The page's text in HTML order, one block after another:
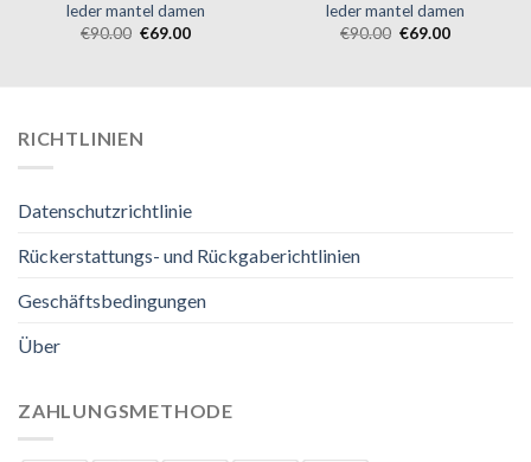
leder mantel damen
€90.00 €69.00
leder mantel damen
€90.00 €69.00
RICHTLINIEN
Datenschutzrichtlinie
Rückerstattungs- und Rückgaberichtlinien
Geschäftsbedingungen
Über
ZAHLUNGSMETHODE